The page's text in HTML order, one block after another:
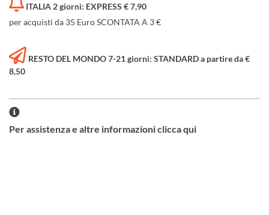
ITALIA 2 giorni: EXPRESS € 7,90
per acquisti da 35 Euro SCONTATA A 3 €
RESTO DEL MONDO 7-21 giorni: STANDARD a partire da €
8,50
Per assistenza e altre informazioni clicca qui